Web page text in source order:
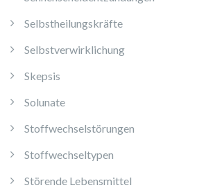
Selbstheilungskräfte
Selbstverwirklichung
Skepsis
Solunate
Stoffwechselstörungen
Stoffwechseltypen
Störende Lebensmittel